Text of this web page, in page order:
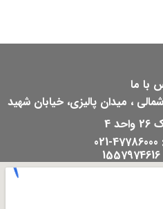
با ما
، میدان پالیزی، خیابان شهید
4